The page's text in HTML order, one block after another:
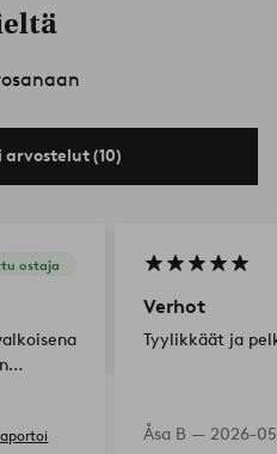
(10)
ostaja
Verhot
Tyylikkäät ja
Åsa B — 2026-